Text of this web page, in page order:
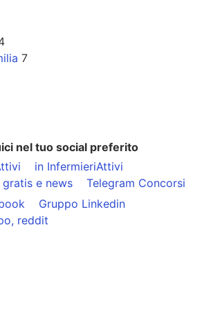
7
nel tuo social preferito
in InfermieriAttivi
e news
Telegram Concorsi
Gruppo Linkedin
reddit